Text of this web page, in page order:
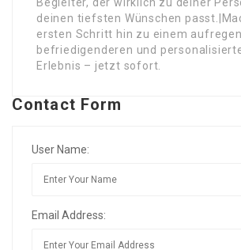
deinen tiefsten Wünschen
ersten Schritt hin zu einem
befriedigenderen und
Erlebnis – jetzt sofort.
Contact Form
User Name:
Email Address: